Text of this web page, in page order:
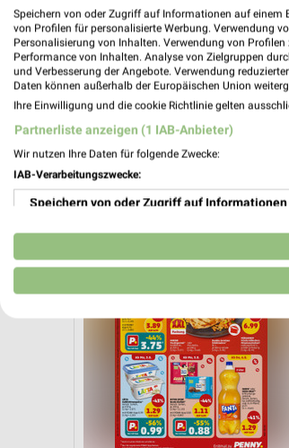
1,1
Angebote ab 03.08.
Noch heute gültig
PENNY
Speichern von oder Zugriff auf Informationen auf einem
von Profilen für personalisierte Werbung. Verwendung
Personalisierung von Inhalten. Verwendung von
Performance von Inhalten. Analyse von Zielgruppen
und Verbesserung der Angebote. Verwendung
Daten können außerhalb der Europäischen Union
Ihre Einwilligung und die cookie Richtlinie gelten
Partnerliste anzeigen (1 IAB-Anbieter)
Wir nutzen Ihre Daten für folgende Zwecke:
IAB-Verarbeitungszwecke:
Speichern von oder Zugriff auf
Verwendung reduzierter Daten zur Auswahl
Erstellung von Profilen für personalisierte
Erstellung von Profilen zur Personalisierung
Verwendung von Profilen zur Auswahl
Messung der Werbeleistung